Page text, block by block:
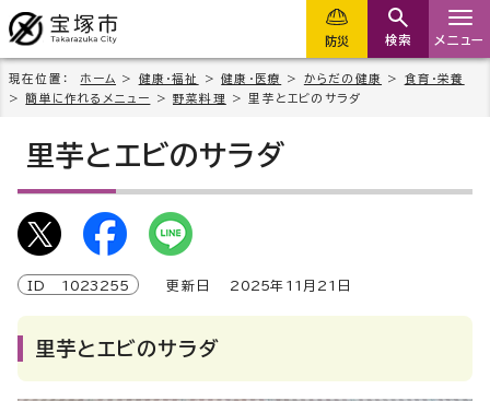
防災 検索 メニュー
現在位置： ホーム > 健康・福祉 >健康・医療 > からだの健康 > 食育・栄養
>簡単に作れるメニュー >野菜料理 > 里芋とエビのサラダ
里芋とエビのサラダ
ID 1023255 更新日 2025年 11 月 21 日
里芋とエビのサラダ